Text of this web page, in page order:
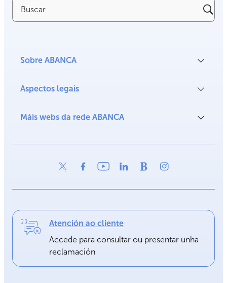
Buscar
Sobre ABANCA
Aspectos legais
Máis webs da rede ABANCA
Atención ao cliente
Accede para consultar ou presentar unha
reclamación